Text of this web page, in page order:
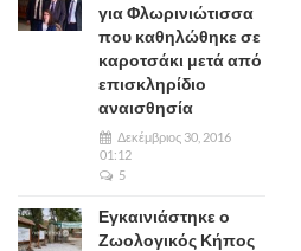
για Φλωρινιώτισσα
που καθηλώθηκε σε
καροτσάκι μετά από
επισκληρίδιο
αναισθησία
Δεκέμβριος 30, 2016
01:12
5
Εγκαινιάστηκε ο
Ζωολογικός Κήπος